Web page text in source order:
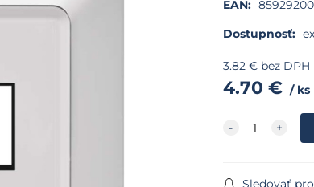
EAN:
Dostupnosť:
3.82€ bez DPH
4.70 € ks
Sledovať